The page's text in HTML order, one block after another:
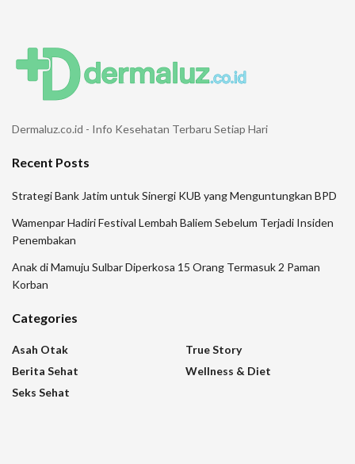
Dermaluz.co.id - Info Kesehatan Terbaru Setiap Hari
Recent Posts
Strategi Bank Jatim untuk Sinergi KUB yang Menguntungkan BPD
Wamenpar Hadiri Festival Lembah Baliem Sebelum Terjadi Insiden
Penembakan
Anak di Mamuju Sulbar Diperkosa 15 Orang Termasuk 2 Paman
Korban
Categories
Asah Otak
Berita Sehat
Seks Sehat
True Story
Wellness & Diet